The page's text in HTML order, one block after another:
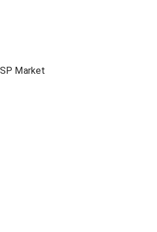
SP Market